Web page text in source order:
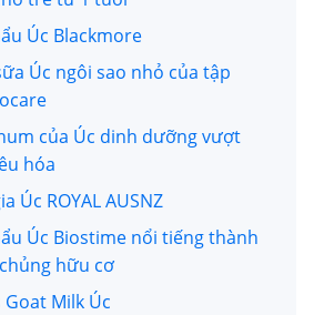
Úc Blackmore
Úc ngôi sao nhỏ của tập
của Úc dinh dưỡng vượt
hóa
Úc ROYAL AUSNZ
Úc Biostime nổi tiếng thành
hữu cơ
Milk Úc